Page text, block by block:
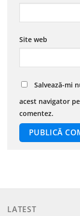
Site web
Salvează-mi
acest navigator
comentez.
LATEST